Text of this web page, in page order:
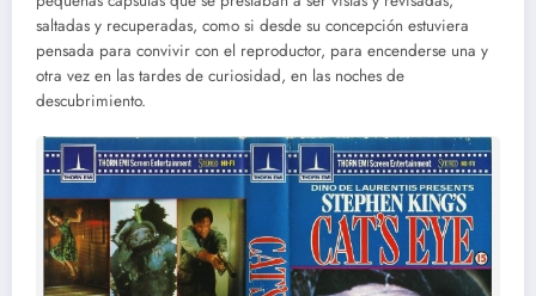
saltadas y recuperadas, como si desde su concepción estuviera
pensada para convivir con el reproductor, para encenderse una y
otra vez en las tardes de curiosidad, en las noches de
descubrimiento.